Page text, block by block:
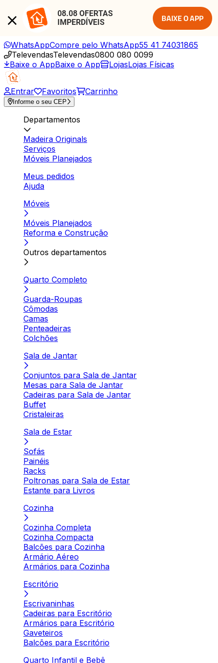
08.08 OFERTAS
IMPERDÍVEIS
BAIXE O APP
WhatsAppCompre pelo WhatsApp55 41 74031865
TelevendasTelevendas0800 080 0099
Baixe o AppBaixe o App LojasLojas Físicas
Entrar Favoritos Carrinho
Informe o seu CEP
Departamentos
Madeira Originals
Serviços
Móveis Planejados
Meus pedidos
Ajuda
Móveis
Móveis Planejados
Reforma e Construção
Outros departamentos
Quarto Completo
Guarda-Roupas
Cômodas
Camas
Penteadeiras
Colchões
Sala de Jantar
Conjuntos para Sala de Jantar
Mesas para Sala de Jantar
Cadeiras para Sala de Jantar
Buffet
Cristaleiras
Sala de Estar
Sofás
Painéis
Racks
Poltronas para Sala de Estar
Estante para Livros
Cozinha
Cozinha Completa
Cozinha Compacta
Balcões para Cozinha
Armário Aéreo
Armários para Cozinha
Escritório
Escrivaninhas
Cadeiras para Escritório
Armários para Escritório
Gaveteiros
Balcões para Escritório
Quarto Infantil e Bebê